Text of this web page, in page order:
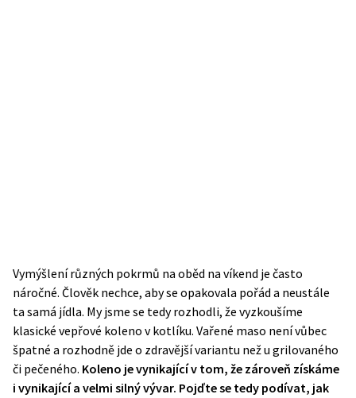
Vymýšlení různých pokrmů na oběd na víkend je často
náročné. Člověk nechce, aby se opakovala pořád a neustále
ta samá jídla. My jsme se tedy rozhodli, že vyzkoušíme
klasické vepřové koleno v kotlíku. Vařené maso není vůbec
špatné a rozhodně jde o zdravější variantu než u grilovaného
či pečeného. Koleno je vynikající v tom, že zároveň získáme
i vynikající a velmi silný vývar. Pojďte se tedy podívat, jak